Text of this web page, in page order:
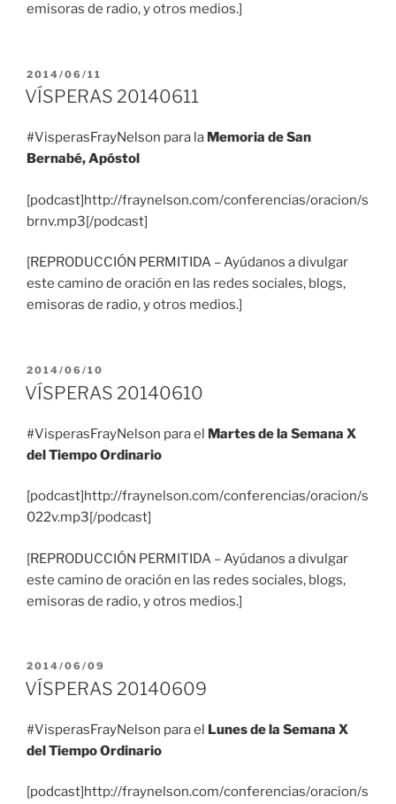
emisoras de radio, y otros medios.]
PUBLICADO
EL
2014/06/11
VÍSPERAS 20140611
#VisperasFrayNelson para la Memoria de San
Bernabé, Apóstol
[podcast]http://fraynelson.com/conferencias/oracion/s
brnv.mp3[/podcast]
[REPRODUCCIÓN PERMITIDA – Ayúdanos a divulgar
este camino de oración en las redes sociales, blogs,
emisoras de radio, y otros medios.]
PUBLICADO
EL
2014/06/10
VÍSPERAS 20140610
#VisperasFrayNelson para el Martes de la Semana X
del Tiempo Ordinario
[podcast]http://fraynelson.com/conferencias/oracion/s
022v.mp3[/podcast]
[REPRODUCCIÓN PERMITIDA – Ayúdanos a divulgar
este camino de oración en las redes sociales, blogs,
emisoras de radio, y otros medios.]
PUBLICADO
EL
2014/06/09
VÍSPERAS 20140609
#VisperasFrayNelson para el Lunes de la Semana X
del Tiempo Ordinario
[podcast]http://fraynelson.com/conferencias/oracion/s